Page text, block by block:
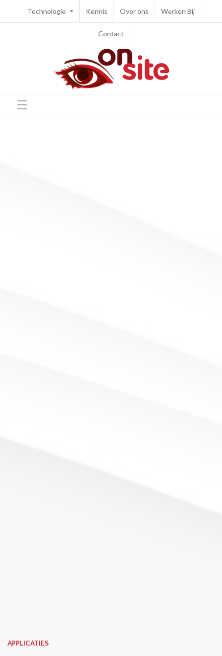
Technologie Kennis Over ons Werken Bij
Contact
APPLICATIES